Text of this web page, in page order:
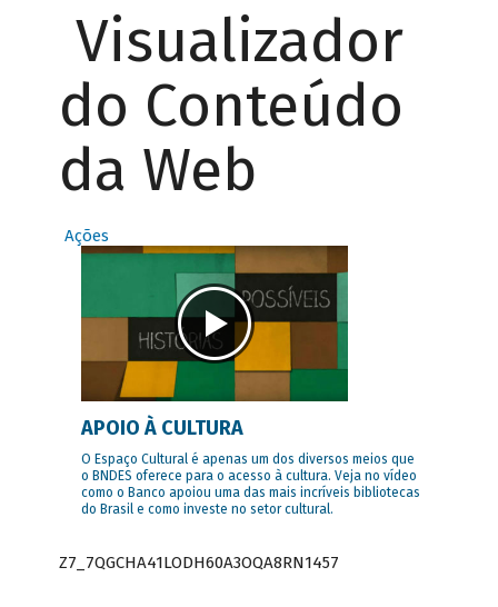
Visualizador
do Conteúdo
da Web
Ações
APOIO À CULTURA
O Espaço Cultural é apenas um dos diversos meios que
o BNDES oferece para o acesso à cultura. Veja no vídeo
como o Banco apoiou uma das mais incríveis bibliotecas
do Brasil e como investe no setor cultural.
Z7_7QGCHA41LODH60A3OQA8RN1457